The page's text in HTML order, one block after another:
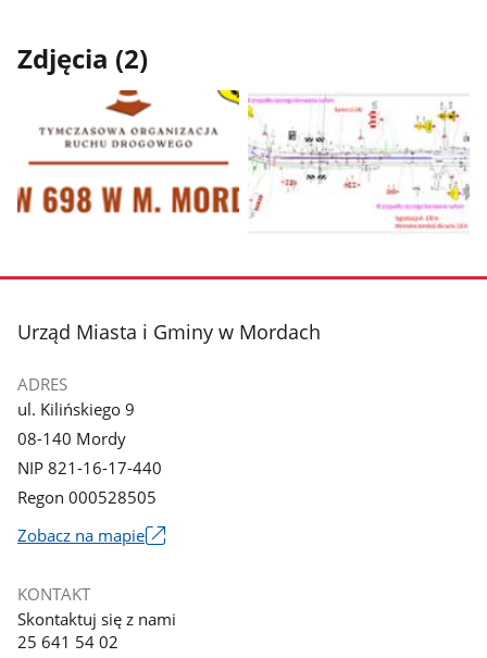
Zdjęcia (2)
galerii.
galerii.
stopka
Urząd Miasta i Gminy w Mordach
ADRES
ul. Kilińskiego 9
08-140 Mordy
NIP 821-16-17-440
Regon 000528505
Zobacz na mapieLink
nowym
KONTAKT
Skontaktuj się z nami
25 641 54 02